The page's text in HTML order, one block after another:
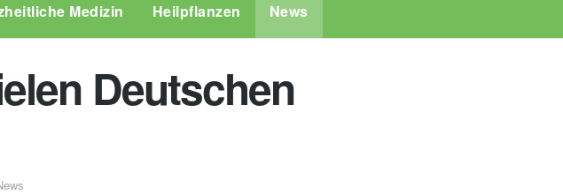
Medizin Heilpflanzen News
Deutschen